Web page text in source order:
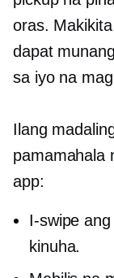
oras.
dapat
sa iyo na
Ilang
pamamahala
app:
I-swipe
kinuha.